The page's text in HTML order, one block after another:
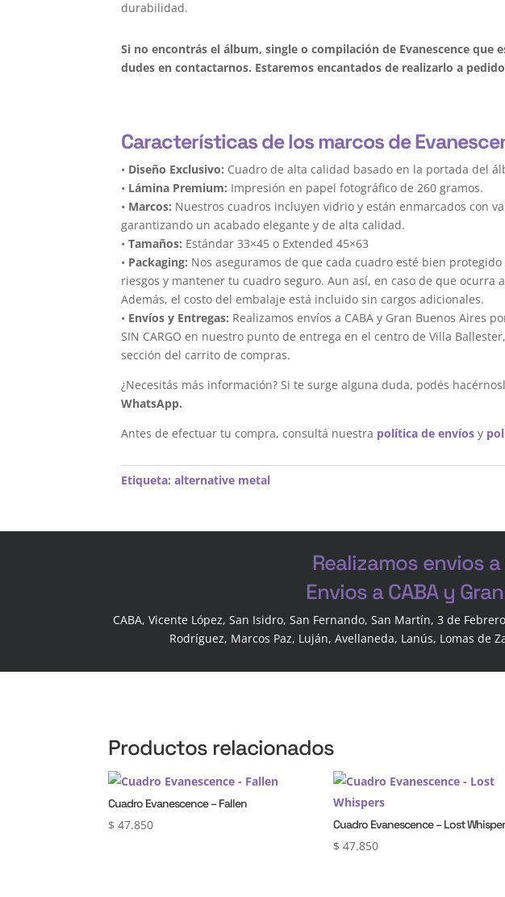
durabilidad.
Si no encontrás el álbum, single o compilación de Evanescence que
dudes en contactarnos. Estaremos encantados de realizarlo a
Características de los marcos de
• Diseño Exclusivo: Cuadro de alta calidad basado en la portada del
• Lámina Premium: Impresión en papel fotográfico de 260 gramos.
• Marcos: Nuestros cuadros incluyen vidrio y están enmarcados con
garantizando un acabado elegante y de alta calidad.
•Tamaños: Estándar 33×45 o Extended 45×63
• Packaging: Nos aseguramos de que cada cuadro esté bien
riesgos y mantener tu cuadro seguro. Aun así, en caso de que
Además, el costo del embalaje está incluido sin cargos adicionales.
• Envíos y Entregas: Realizamos envíos a CABA y Gran Buenos Aires
SIN CARGO en nuestro punto de entrega en el centro de Villa
sección del carrito de compras.
¿Necesitás más información? Si te surge alguna duda, podés
WhatsApp.
Antes de efectuar tu compra, consultá nuestra política de envíos y
Etiqueta:alternative metal
Realizamos envios
Envios a CABA y
CABA, Vicente López, San Isidro, San Fernando, San Martín, 3 de
Rodríguez, Marcos Paz, Luján, Avellaneda, Lanús, Lomas de
Productos relacionados
Cuadro Evanescence – Fallen
$ 47.850 Cuadro Evanescence – Lost
$ 47.850